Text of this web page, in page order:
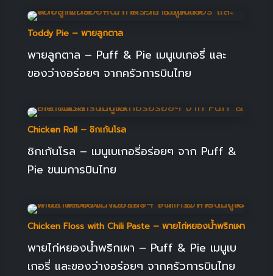
Toddy Pie – พายลูกตาล
พายลูกตาล – Puff & Pie เมนูเบเกอรี่ และ
ของว่างอร่อยๆ จากครัวการบินไทย
Chicken Roll – ชิกเก้นโรล
ชิกเก้นโรล – เมนูเบเกอรี่อร่อยๆ จาก Puff &
Pie ขนมการบินไทย
Chicken Floss with Chili Paste – พายไก่หยองน้ำพริกเผา
พายไก่หยองน้ำพริกเผา – Puff & Pie เมนูเบ
เกอรี่ และของว่างอร่อยๆ จากครัวการบินไทย